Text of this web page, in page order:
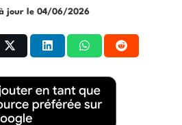
jour le 04/06/2026